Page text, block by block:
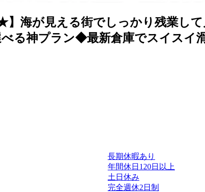
】海が見える街でしっかり残業し
る神プラン◆最新倉庫でスイスイ
長期休暇あり
年間休日120日以上
土日休み
完全週休2日制